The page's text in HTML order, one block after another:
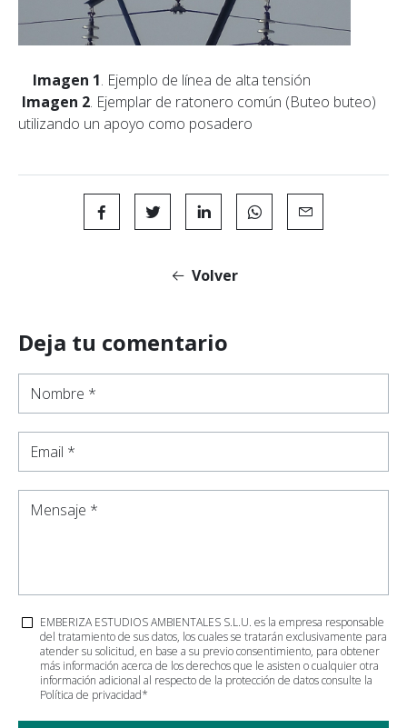
Imagen 1. Ejemplo de línea de alta tensión
Imagen 2. Ejemplar de ratonero común (Buteo buteo)
utilizando un apoyo como posadero
Volver
Deja tu comentario
Nombre *
Email *
Mensaje *
EMBERIZA ESTUDIOS AMBIENTALES S.L.U. es la empresa responsable
del tratamiento de sus datos, los cuales se tratarán exclusivamente para
atender su solicitud, en base a su previo consentimiento, para obtener
más información acerca de los derechos que le asisten o cualquier otra
información adicional al respecto de la protección de datos consulte la
Política de privacidad*